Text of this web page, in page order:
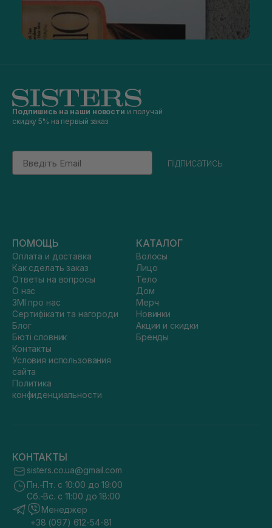
Подпишись на наши новости и получай
скидку 5% на первый заказ
Email
підписатись
ПОМОЩЬ
Оплата и доставка
Как сделать заказ
Ответы на вопросы
О нас
ЗМІ про нас
Сертифікати та нагороди
Блог
Бюті словник
Контакты
Условия использования
сайта
Политика
конфиденциальности
КАТАЛОГ
Волосы
Лицо
Тело
Дом
Мерч
Новинки
Акции и скидки
Бренды
КОНТАКТЫ
sisters.co.ua@gmail.com
Пн.-Пт. с 10:00 до 19:00
Сб.-Вс. с 11:00 до 18:00
Менеджер
+38 (097) 612-54-81